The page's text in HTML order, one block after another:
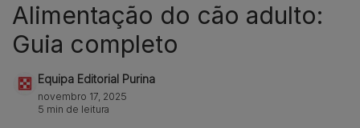
Alimentação do cão adulto:
Guia completo
Equipa Editorial Purina
novembro 17, 2025
5 min de leitura